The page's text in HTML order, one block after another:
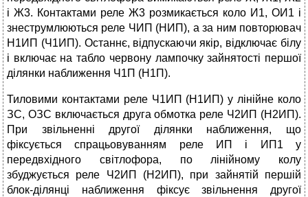
і Ж3. Контактами реле Ж3 розмикається коло И1, ОИ1 і
знеструмлюються реле ЧИП (НИП), а за ним повторювач
Н1ИП (Ч1ИП). Останнє, відпускаючи якір, відключає білу
і включає на табло червону лампочку зайнятості першої
ділянки наближення Ч1П (Н1П).
Тиловими контактами реле Ч1ИП (Н1ИП) у лінійне коло
ЗС, ОЗС включається друга обмотка реле Ч2ИП (Н2ИП).
При звільненні другої ділянки наближення, що
фіксується спрацьовуванням реле ИП і ИП1 у
передвхідного світлофора, по лінійному колу
збуджується реле Ч2ИП (Н2ИП), при зайнятій першій
блок-ділянці наближення фіксує звільнення другої